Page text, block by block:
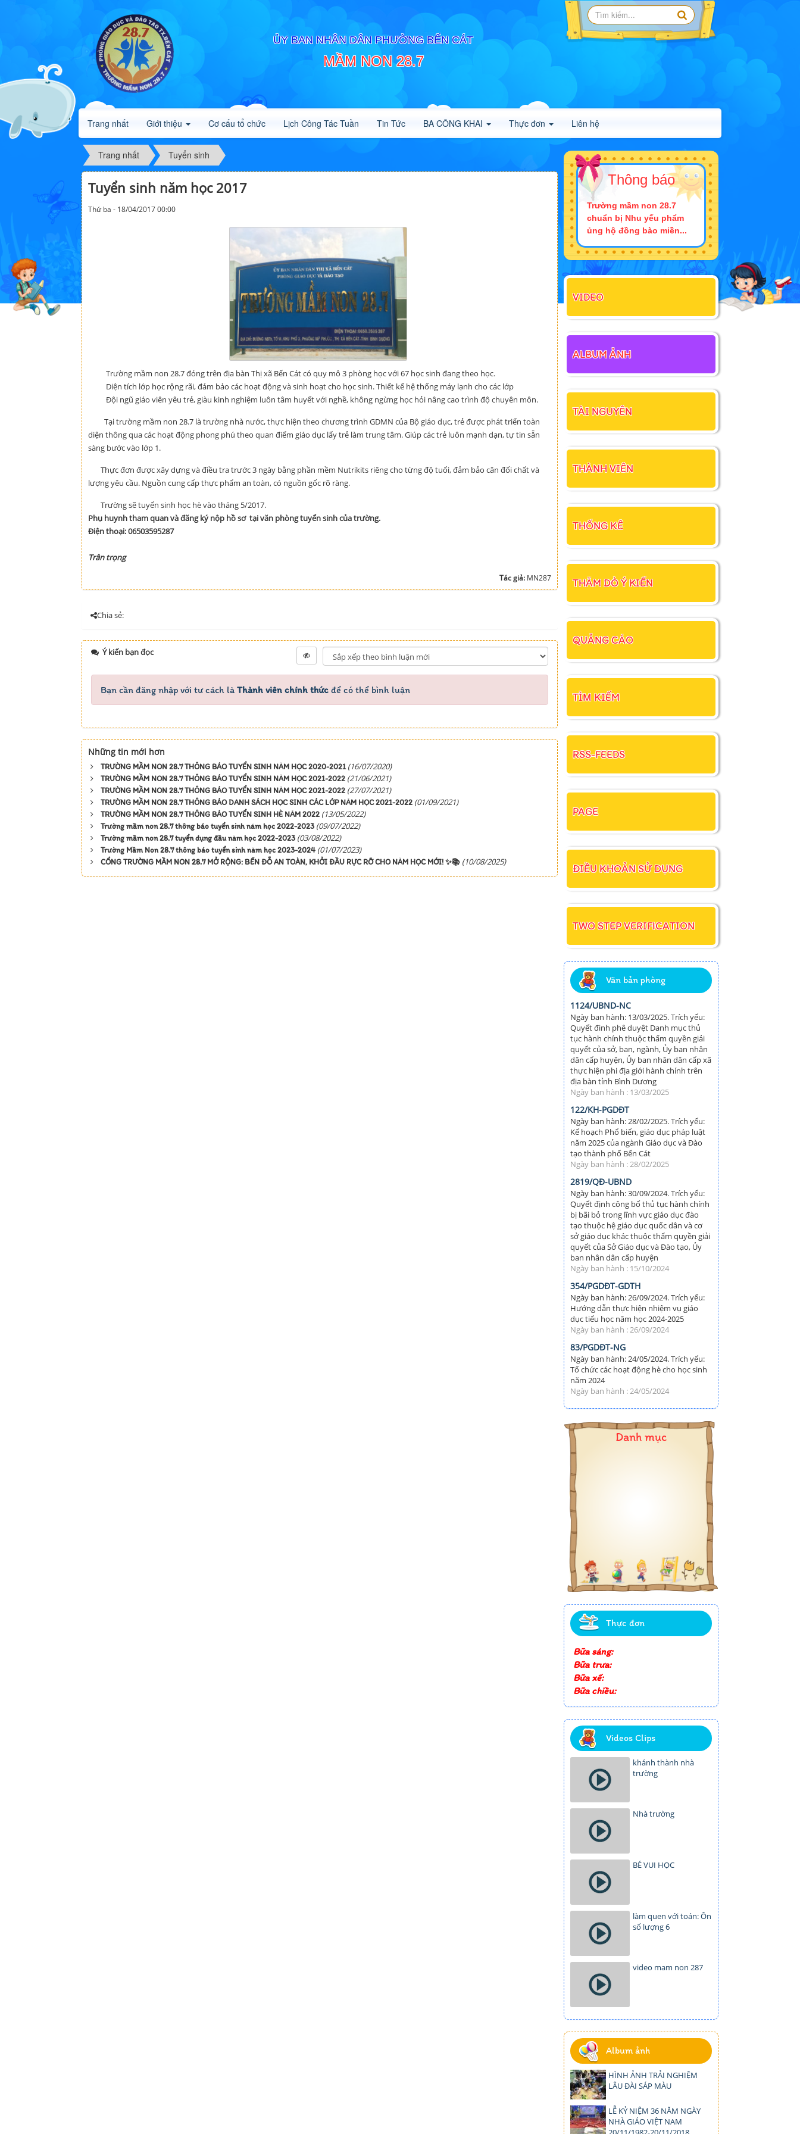
ỦY BAN NHÂN DÂN PHƯỜNG BẾN CÁT
MẦM NON 28.7
Trang nhất Giới thiệu Cơ cấu tổ chức Lịch Công Tác Tuần Tin Tức BA CÔNG KHAI Thực đơn Liên hệ
Trang nhất Tuyển sinh
Tuyển sinh năm học 2017
Thứ ba - 18/04/2017 00:00
Trường mầm non 28.7 đóng trên địa bàn Thị xã Bến Cát có quy mô 3 phòng học với 67 học sinh đang theo học.
Diện tích lớp học rộng rãi, đảm bảo các hoạt động và sinh hoạt cho học sinh. Thiết kế hệ thống máy lạnh cho các lớp
Đội ngũ giáo viên yêu trẻ, giàu kinh nghiệm luôn tâm huyết với nghề, không ngừng học hỏi nâng cao trình độ chuyên môn.
Tại trường mầm non 28.7 là trường nhà nước, thực hiện theo chương trình GDMN của Bộ giáo dục, trẻ được phát triển toàn
diện thông qua các hoạt động phong phú theo quan điểm giáo dục lấy trẻ làm trung tâm. Giúp các trẻ luôn mạnh dạn, tự tin sẵn
sàng bước vào lớp 1.
Thực đơn được xây dựng và điều tra trước 3 ngày bằng phần mềm Nutrikits riêng cho từng độ tuổi, đảm bảo cân đối chất và
lượng yêu cầu. Nguồn cung cấp thực phẩm an toàn, có nguồn gốc rõ ràng.
Trường sẽ tuyển sinh học hè vào tháng 5/2017.
Phụ huynh tham quan và đăng ký nộp hồ sơ tại văn phòng tuyển sinh của trường.
Điện thoại: 06503595287
Trân trọng
Tác giả: MN287
Chia sẻ:
Ý kiến bạn đọc
Bạn cần đăng nhập với tư cách là Thành viên chính thức để có thể bình luận
Những tin mới hơn
TRƯỜNG MẦM NON 28.7 THÔNG BÁO TUYỂN SINH NĂM HỌC 2020-2021 (16/07/2020)
TRƯỜNG MẦM NON 28.7 THÔNG BÁO TUYỂN SINH NĂM HỌC 2021-2022 (21/06/2021)
TRƯỜNG MẦM NON 28.7 THÔNG BÁO TUYỂN SINH NĂM HỌC 2021-2022 (27/07/2021)
TRƯỜNG MẦM NON 28.7 THÔNG BÁO DANH SÁCH HỌC SINH CÁC LỚP NĂM HỌC 2021-2022 (01/09/2021)
TRƯỜNG MẦM NON 28.7 THÔNG BÁO TUYỂN SINH HÈ NĂM 2022 (13/05/2022)
Trường mầm non 28.7 thông báo tuyển sinh năm học 2022-2023 (09/07/2022)
Trường mầm non 28.7 tuyển dụng đầu năm học 2022-2023 (03/08/2022)
Trường Mầm Non 28.7 thông báo tuyển sinh năm học 2023-2024 (01/07/2023)
CỔNG TRƯỜNG MẦM NON 28.7 MỞ RỘNG: BẾN ĐỖ AN TOÀN, KHỞI ĐẦU RỰC RỠ CHO NĂM HỌC MỚI! ✨📚 (10/08/2025)
Thông báo
Trường mầm non 28.7
chuẩn bị Nhu yếu phẩm
ủng hộ đồng bào miền...
VIDEO
ALBUM ẢNH
TÀI NGUYÊN
THÀNH VIÊN
THỐNG KÊ
THĂM DÒ Ý KIẾN
QUẢNG CÁO
TÌM KIẾM
RSS-FEEDS
PAGE
ĐIỀU KHOẢN SỬ DỤNG
TWO STEP VERIFICATION
Văn bản phòng
1124/UBND-NC
Ngày ban hành: 13/03/2025. Trích yếu:
Quyết đinh phê duyệt Danh mục thủ
tục hành chính thuộc thẩm quyền giải
quyết của sở, ban, ngành, Ủy ban nhân
dân cấp huyện, Ủy ban nhân dân cấp xã
thực hiện phi địa giới hành chính trên
địa bàn tỉnh Bình Dương
Ngày ban hành : 13/03/2025
122/KH-PGDĐT
Ngày ban hành: 28/02/2025. Trích yếu:
Kế hoạch Phổ biến, giáo dục pháp luật
năm 2025 của ngành Giáo dục và Đào
tạo thành phố Bến Cát
Ngày ban hành : 28/02/2025
2819/QĐ-UBND
Ngày ban hành: 30/09/2024. Trích yếu:
Quyết định công bố thủ tục hành chính
bị bãi bỏ trong lĩnh vực giáo dục đào
tạo thuộc hệ giáo dục quốc dân và cơ
sở giáo dục khác thuộc thẩm quyền giải
quyết của Sở Giáo dục và Đào tạo, Ủy
ban nhân dân cấp huyện
Ngày ban hành : 15/10/2024
354/PGDĐT-GDTH
Ngày ban hành: 26/09/2024. Trích yếu:
Hướng dẫn thực hiện nhiệm vụ giáo
dục tiểu học năm học 2024-2025
Ngày ban hành : 26/09/2024
83/PGDĐT-NG
Ngày ban hành: 24/05/2024. Trích yếu:
Tổ chức các hoạt động hè cho học sinh
năm 2024
Ngày ban hành : 24/05/2024
Danh mục
Thực đơn
Bữa sáng:
Bữa trưa:
Bữa xế:
Bữa chiều:
Videos Clips
khánh thành nhà
trường
Nhà trường
BÉ VUI HỌC
làm quen với toán: Ôn
số lượng 6
video mam non 287
Album ảnh
HÌNH ẢNH TRẢI NGHIỆM
LÂU ĐÀI SÁP MÀU
LỄ KỶ NIỆM 36 NĂM NGÀY
NHÀ GIÁO VIỆT NAM